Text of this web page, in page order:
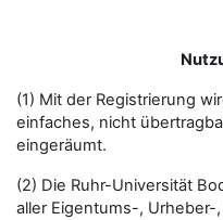
(1) Mit der Registrierung
einfaches, nicht
eingeräumt.
(2) Die Ruhr-Universität
aller Eigentums-,